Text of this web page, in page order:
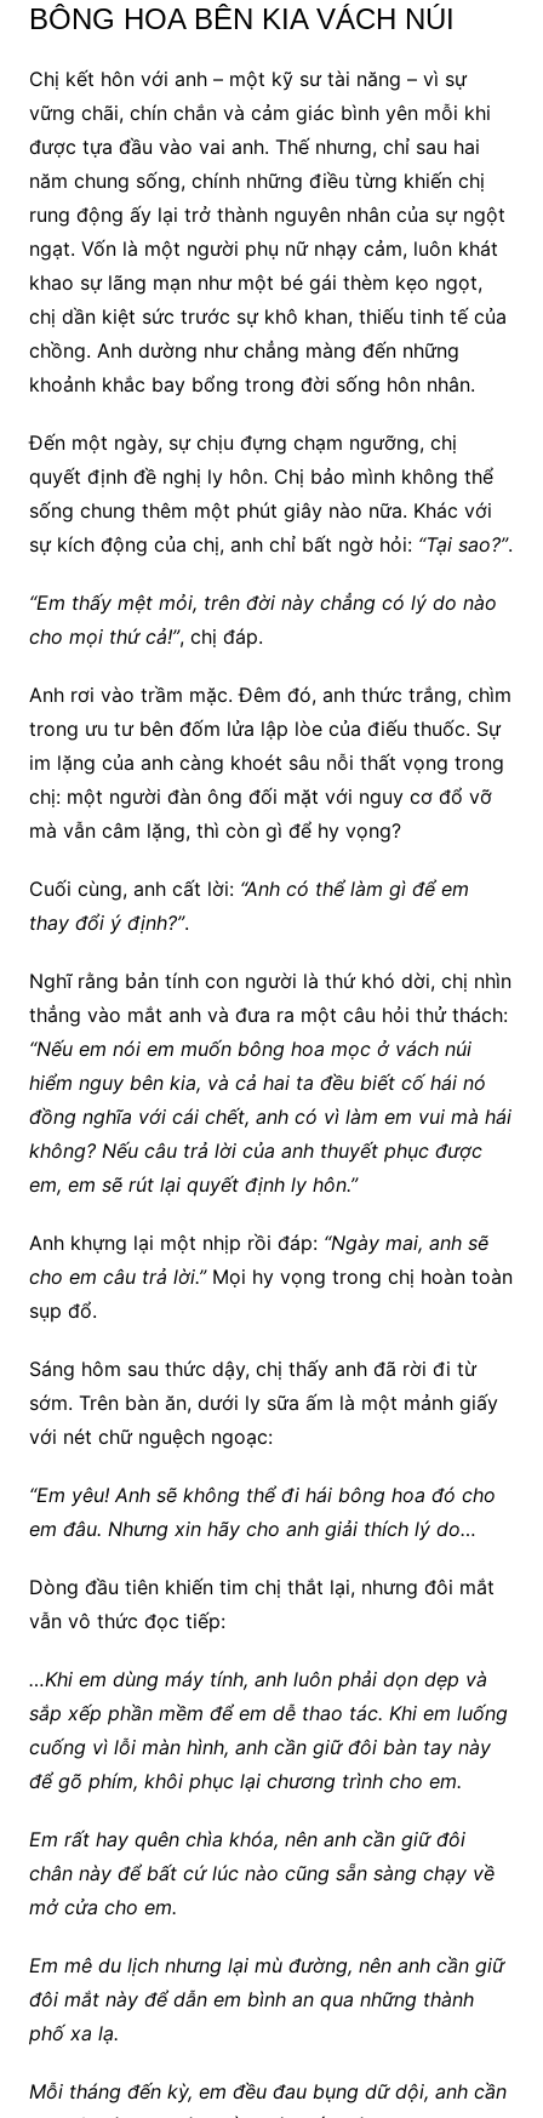
BÔNG HOA BÊN KIA VÁCH NÚI
Chị kết hôn với anh – một kỹ sư tài năng – vì sự
vững chãi, chín chắn và cảm giác bình yên mỗi khi
được tựa đầu vào vai anh. Thế nhưng, chỉ sau hai
năm chung sống, chính những điều từng khiến chị
rung động ấy lại trở thành nguyên nhân của sự ngột
ngạt. Vốn là một người phụ nữ nhạy cảm, luôn khát
khao sự lãng mạn như một bé gái thèm kẹo ngọt,
chị dần kiệt sức trước sự khô khan, thiếu tinh tế của
chồng. Anh dường như chẳng màng đến những
khoảnh khắc bay bổng trong đời sống hôn nhân.
Đến một ngày, sự chịu đựng chạm ngưỡng, chị
quyết định đề nghị ly hôn. Chị bảo mình không thể
sống chung thêm một phút giây nào nữa. Khác với
sự kích động của chị, anh chỉ bất ngờ hỏi: “Tại sao?”.
“Em thấy mệt mỏi, trên đời này chẳng có lý do nào
cho mọi thứ cả!”, chị đáp.
Anh rơi vào trầm mặc. Đêm đó, anh thức trắng, chìm
trong ưu tư bên đốm lửa lập lòe của điếu thuốc. Sự
im lặng của anh càng khoét sâu nỗi thất vọng trong
chị: một người đàn ông đối mặt với nguy cơ đổ vỡ
mà vẫn câm lặng, thì còn gì để hy vọng?
Cuối cùng, anh cất lời: “Anh có thể làm gì để em
thay đổi ý định?”.
Nghĩ rằng bản tính con người là thứ khó dời, chị nhìn
thẳng vào mắt anh và đưa ra một câu hỏi thử thách:
“Nếu em nói em muốn bông hoa mọc ở vách núi
hiểm nguy bên kia, và cả hai ta đều biết cố hái nó
đồng nghĩa với cái chết, anh có vì làm em vui mà hái
không? Nếu câu trả lời của anh thuyết phục được
em, em sẽ rút lại quyết định ly hôn.”
Anh khựng lại một nhịp rồi đáp: “Ngày mai, anh sẽ
cho em câu trả lời.”Mọi hy vọng trong chị hoàn toàn
sụp đổ.
Sáng hôm sau thức dậy, chị thấy anh đã rời đi từ
sớm. Trên bàn ăn, dưới ly sữa ấm là một mảnh giấy
với nét chữ nguệch ngoạc:
“Em yêu! Anh sẽ không thể đi hái bông hoa đó cho
em đâu. Nhưng xin hãy cho anh giải thích lý do…
Dòng đầu tiên khiến tim chị thắt lại, nhưng đôi mắt
vẫn vô thức đọc tiếp:
…Khi em dùng máy tính, anh luôn phải dọn dẹp và
sắp xếp phần mềm để em dễ thao tác. Khi em luống
cuống vì lỗi màn hình, anh cần giữ đôi bàn tay này
để gõ phím, khôi phục lại chương trình cho em.
Em rất hay quên chìa khóa, nên anh cần giữ đôi
chân này để bất cứ lúc nào cũng sẵn sàng chạy về
mở cửa cho em.
Em mê du lịch nhưng lại mù đường, nên anh cần giữ
đôi mắt này để dẫn em bình an qua những thành
phố xa lạ.
Mỗi tháng đến kỳ, em đều đau bụng dữ dội, anh cần